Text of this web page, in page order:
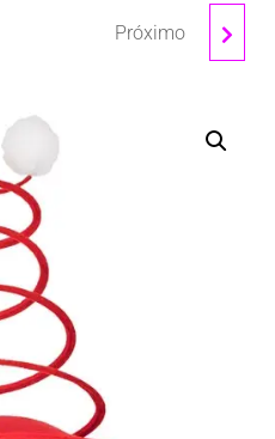
ADORNO NAVIDEÑO
Próximo